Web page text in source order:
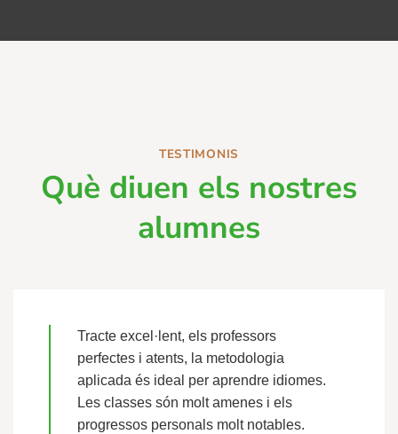
TESTIMONIS
Què diuen els nostres
alumnes
Tracte excel·lent, els professors
perfectes i atents, la metodologia
aplicada és ideal per aprendre idiomes.
Les classes són molt amenes i els
progressos personals molt notables.